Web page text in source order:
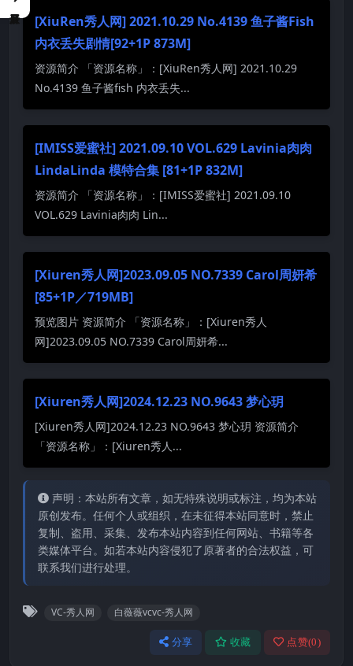
[XiuRen秀人网] 2021.10.29 No.4139 鱼子酱Fish
内衣丢失剧情[92+1P 873M]
资源简介 「资源名称」：[XiuRen秀人网] 2021.10.29
No.4139 鱼子酱fish 内衣丢失...
[IMISS爱蜜社] 2021.09.10 VOL.629 Lavinia肉肉
LindaLinda 模特合集 [81+1P 832M]
资源简介 「资源名称」：[IMISS爱蜜社] 2021.09.10
VOL.629 Lavinia肉肉 Lin...
[Xiuren秀人网]2023.09.05 NO.7339 Carol周妍希
[85+1P／719MB]
预览图片 资源简介 「资源名称」：[Xiuren秀人
网]2023.09.05 NO.7339 Carol周妍希...
[Xiuren秀人网]2024.12.23 NO.9643 梦心玥
[Xiuren秀人网]2024.12.23 NO.9643 梦心玥 资源简介
「资源名称」：[Xiuren秀人...
声明：本站所有文章，如无特殊说明或标注，均为本站
原创发布。任何个人或组织，在未征得本站同意时，禁止
复制、盗用、采集、发布本站内容到任何网站、书籍等各
类媒体平台。如若本站内容侵犯了原著者的合法权益，可
联系我们进行处理。
VC-秀人网 白薇薇vcvc-秀人网
分享 收藏 点赞(0)